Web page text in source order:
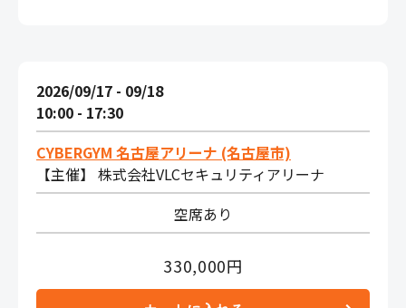
2026/09/17 - 09/18
10:00 - 17:30
CYBERGYM 名古屋アリーナ (名古屋市)
【主催】 株式会社VLCセキュリティアリーナ
空席あり
330,000円